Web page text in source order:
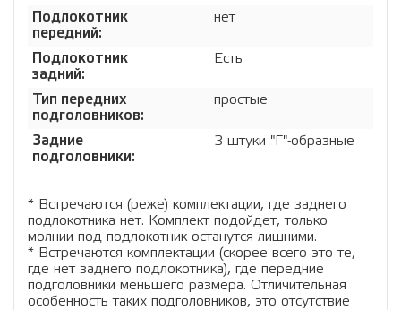
Подлокотник
передний:
нет
Подлокотник
задний:
Есть
Тип передних
подголовников:
простые
Задние
подголовники:
3 штуки "Г"-образные
* Встречаются (реже) комплектации, где заднего
подлокотника нет. Комплект подойдет, только
молнии под подлокотник останутся лишними.
* Встречаются комплектации (скорее всего это те,
где нет заднего подлокотника), где передние
подголовники меньшего размера. Отличительная
особенность таких подголовников, это отсутствие